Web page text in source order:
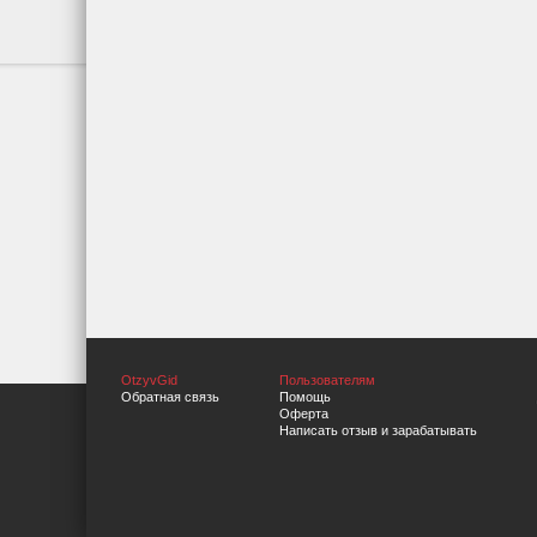
OtzyvGid
Обратная связь
Пользователям
Помощь
Оферта
Написать отзыв и зарабатывать